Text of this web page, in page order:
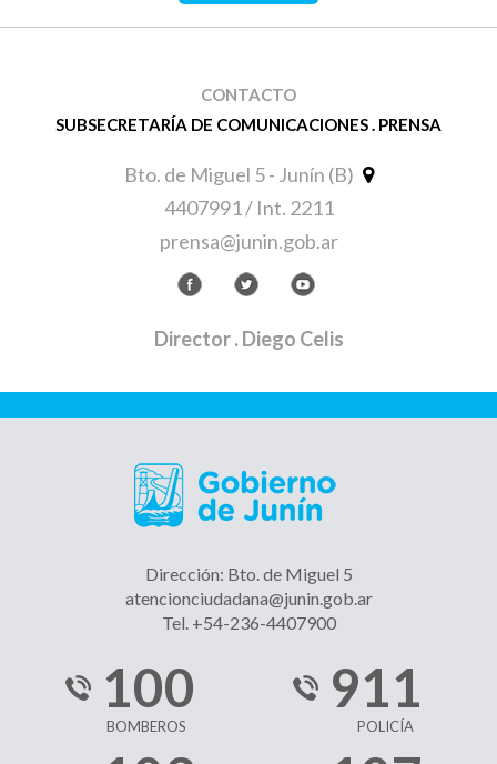
CONTACTO
SUBSECRETARÍA DE COMUNICACIONES . PRENSA
Bto. de Miguel 5 - Junín (B)
4407991 / Int. 2211
prensa@junin.gob.ar
Director. Diego Celis
Dirección: Bto. de Miguel 5
atencionciudadana@junin.gob.ar
Tel. +54-236-4407900
100
BOMBEROS
911
POLICÍA